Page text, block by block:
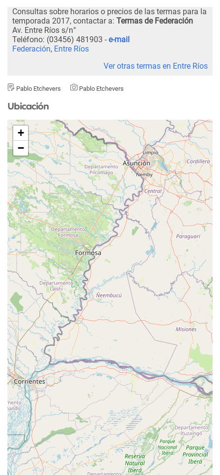
Consultas sobre horarios o precios de las termas para la
temporada 2017, contactar a: Termas de Federación
Av. Entre Ríos s/n°
Teléfono: (03456) 481903 - e-mail
Federación, Entre Ríos
Ver otras termas en Entre Ríos
Pablo Etchevers Pablo Etchevers
Ubicación
+
−